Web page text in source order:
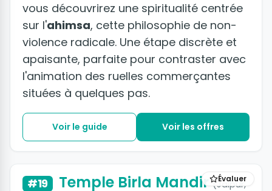
vous découvrirez une spiritualité centrée
sur l'ahimsa, cette philosophie de non-
violence radicale. Une étape discrète et
apaisante, parfaite pour contraster avec
l'animation des ruelles commerçantes
situées à quelques pas.
Voir le guide Voir les offres
Évaluer
#19 Temple Birla Mandir(Jaipur,